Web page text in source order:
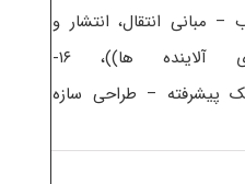
مبانی انتقال، انتشار و
مدل سازی آلاینده ها))، ۱۶-
پیشرفته – طراحی سازه